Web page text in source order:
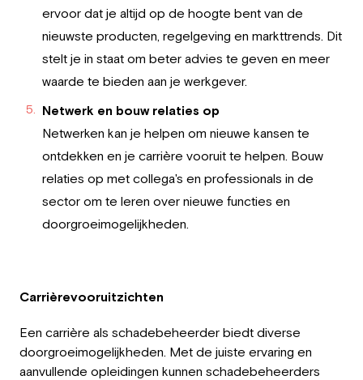
ervoor dat je altijd op de hoogte bent van de
nieuwste producten, regelgeving en markttrends. Dit
stelt je in staat om beter advies te geven en meer
waarde te bieden aan je werkgever.
Netwerk en bouw relaties op
Netwerken kan je helpen om nieuwe kansen te
ontdekken en je carrière vooruit te helpen. Bouw
relaties op met collega's en professionals in de
sector om te leren over nieuwe functies en
doorgroeimogelijkheden.
Carrièrevooruitzichten
Een carrière als schadebeheerder biedt diverse
doorgroeimogelijkheden. Met de juiste ervaring en
aanvullende opleidingen kunnen schadebeheerders